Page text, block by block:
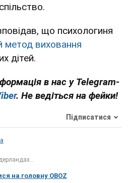
що психологиня
метод виховання
дітей.
в нас у Telegram-
. Не ведіться на фейки!
Підписатися
на головну OBOZ